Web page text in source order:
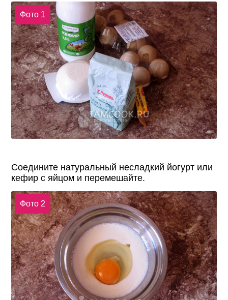
Фото 1
Соедините натуральный несладкий йогурт или
кефир с яйцом и перемешайте.
Фото 2